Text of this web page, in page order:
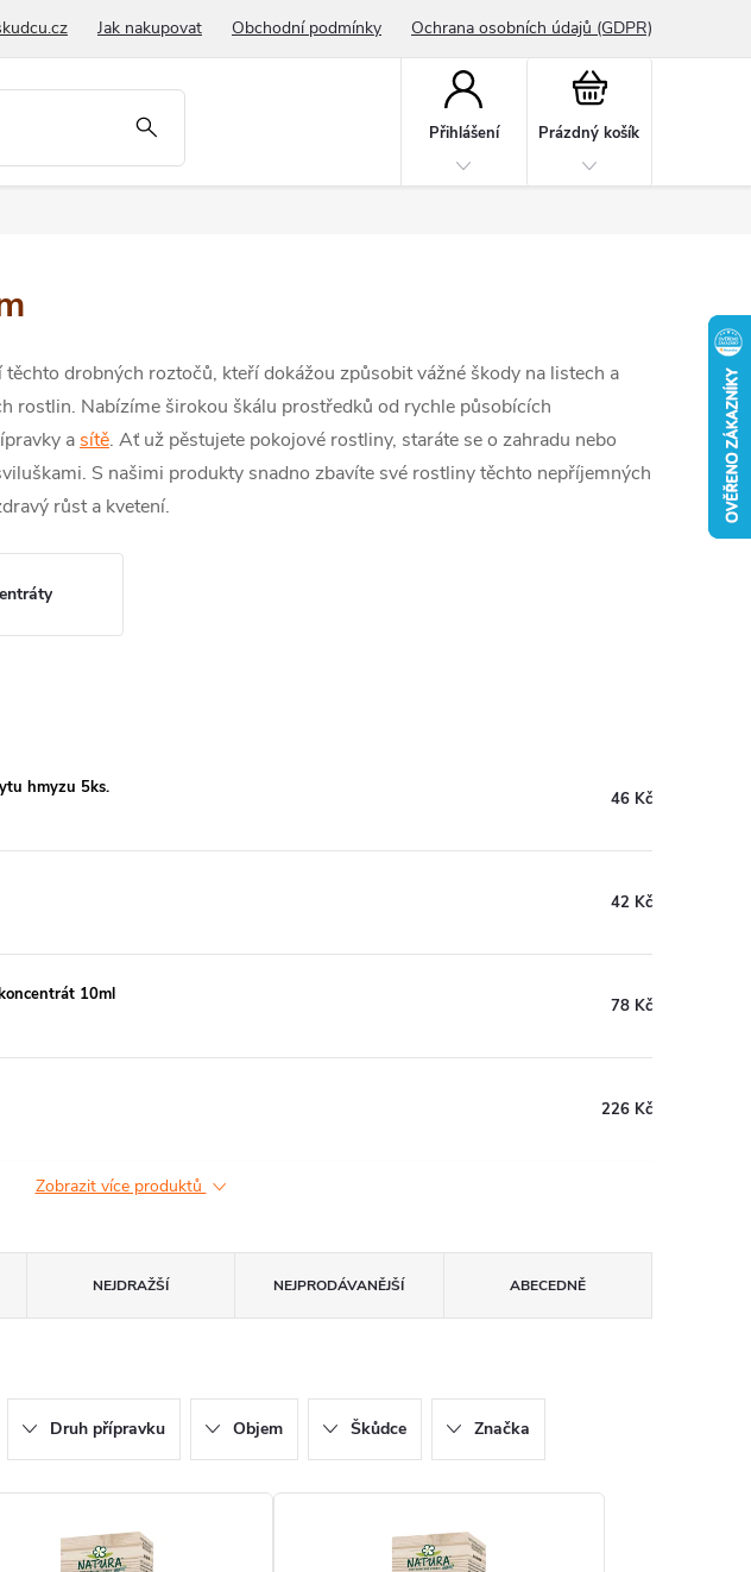
Jak nakupovat Obchodní podmínky Ochrana osobních údajů (GDPR)
Přihlášení
Nákupní
Prázdný košík
těchto drobných roztočů, kteří dokážou způsobit vážné škody na listech a
rostlin. Nabízíme širokou škálu prostředků od rychle působících
a sítě. Ať už pěstujete pokojové rostliny, staráte se o zahradu nebo
S našimi produkty snadno zbavíte své rostliny těchto nepříjemných
růst a kvetení.
hmyzu 5ks.
46 Kč
42 Kč
10ml
78 Kč
226 Kč
Zobrazit více produktů
NEJDRAŽŠÍ NEJPRODÁVANĚJŠÍ ABECEDNĚ
Druh přípravku Objem Škůdce Značka